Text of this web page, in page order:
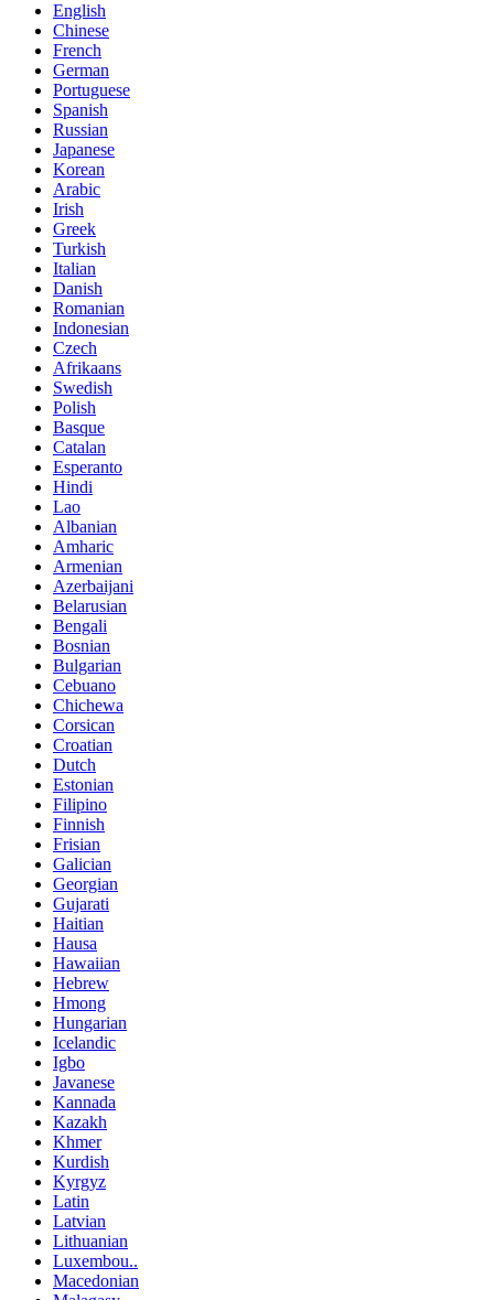
English
Chinese
French
German
Portuguese
Spanish
Russian
Japanese
Korean
Arabic
Irish
Greek
Turkish
Italian
Danish
Romanian
Indonesian
Czech
Afrikaans
Swedish
Polish
Basque
Catalan
Esperanto
Hindi
Lao
Albanian
Amharic
Armenian
Azerbaijani
Belarusian
Bengali
Bosnian
Bulgarian
Cebuano
Chichewa
Corsican
Croatian
Dutch
Estonian
Filipino
Finnish
Frisian
Galician
Georgian
Gujarati
Haitian
Hausa
Hawaiian
Hebrew
Hmong
Hungarian
Icelandic
Igbo
Javanese
Kannada
Kazakh
Khmer
Kurdish
Kyrgyz
Latin
Latvian
Lithuanian
Luxembou..
Macedonian